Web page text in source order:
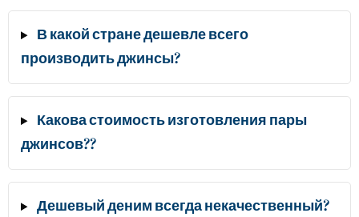
В какой стране дешевле всего
производить джинсы?
Какова стоимость изготовления пары
джинсов??
Дешевый деним всегда некачественный?